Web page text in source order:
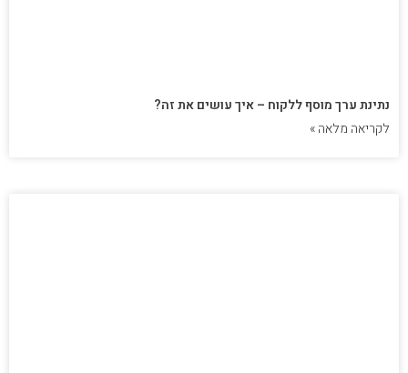
נתינת ערך מוסף ללקוח – איך עושים את זה?
לקריאה מלאה »